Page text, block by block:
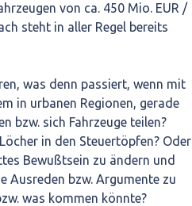
von ca. 450 Mio. EUR /
steht in aller Regel bereits
was denn passiert, wenn mit
in urbanen Regionen, gerade
bzw. sich Fahrzeuge teilen?
in den Steuertöpfen? Oder
Bewußtsein zu ändern und
Ausreden bzw. Argumente zu
was kommen könnte?